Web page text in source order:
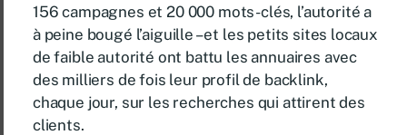
156 campagnes et 20 000 mots-clés, l’autorité a
à peine bougé l’aiguille – et les petits sites locaux
de faible autorité ont battu les annuaires avec
des milliers de fois leur profil de backlink,
chaque jour, sur les recherches qui attirent des
clients.